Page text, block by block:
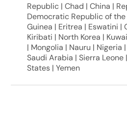
Republic | Chad | China |
Democratic Republic of
Guinea | Eritrea | Eswatini |
Kiribati | North Korea |
| Mongolia | Nauru | Nigeria
Saudi Arabia | Sierra
States | Yemen